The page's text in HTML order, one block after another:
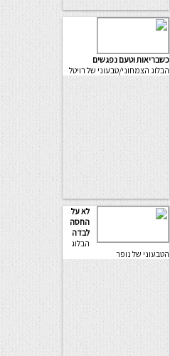
כשבריאות וטעם נפגשים
הבלוג הצמחוני/טבעוני של רויטל
לא על
החסה
לבדה
הבלוג
הטבעוני של נופר